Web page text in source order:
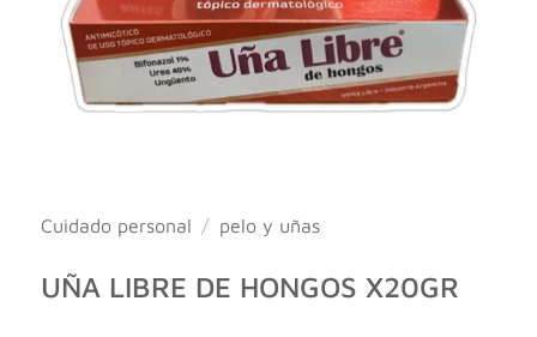
Cuidado personal / pelo y uñas
UÑA LIBRE DE HONGOS X20GR